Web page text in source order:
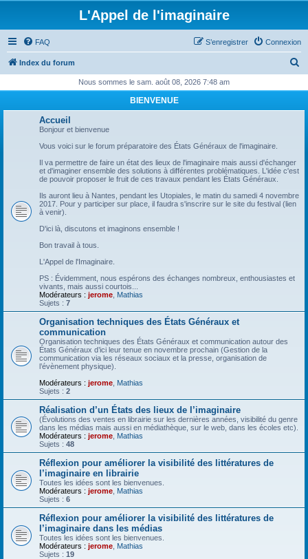
L'Appel de l'imaginaire
FAQ Connexion
S’enregistrer
Index du forum
h
Nous sommes le sam. août 08, 2026 7:48 am
BIENVENUE
Accueil
Bonjour et bienvenue
Vous voici sur le forum préparatoire des États Généraux de l'imaginaire.
Il va permettre de faire un état des lieux de l'imaginaire mais aussi d'échanger
et d'imaginer ensemble des solutions à différentes problématiques. L'idée c'est
de pouvoir proposer le fruit de ces travaux pendant les États Généraux.
Ils auront lieu à Nantes, pendant les Utopiales, le matin du samedi 4 novembre
2017. Pour y participer sur place, il faudra s'inscrire sur le site du festival (lien
à venir).
D'ici là, discutons et imaginons ensemble !
Bon travail à tous.
L'Appel de l'Imaginaire.
PS : Évidemment, nous espérons des échanges nombreux, enthousiastes et
vivants, mais aussi courtois...
Modérateurs : jerome Mathias
Sujets : 7
Organisation techniques des États Généraux et
communication
Organisation techniques des États Généraux et communication autour des
États Généraux d’ici leur tenue en novembre prochain (Gestion de la
communication via les réseaux sociaux et la presse, organisation de
l’évènement physique).
Modérateurs : jerome Mathias
Sujets : 2
Réalisation d’un États des lieux de l’imaginaire
(Évolutions des ventes en librairie sur les dernières années, visibilité du genre
dans les médias mais aussi en médiathèque, sur le web, dans les écoles etc).
Modérateurs : jerome Mathias
Sujets : 48
Réflexion pour améliorer la visibilité des littératures de
l’imaginaire en librairie
Toutes les idées sont les bienvenues.
Modérateurs : jerome Mathias
Sujets : 6
Réflexion pour améliorer la visibilité des littératures de
l’imaginaire dans les médias
Toutes les idées sont les bienvenues.
Modérateurs : jerome Mathias
Sujets : 19